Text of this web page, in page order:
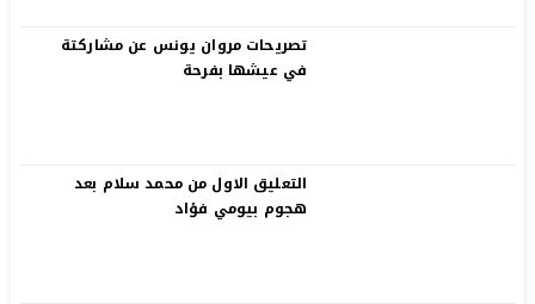
تصريحات مروان يونس عن مشاركتة
في عيشها بفرحة
التعليق الاول من محمد سلام بعد
هجوم بيومي فؤاد